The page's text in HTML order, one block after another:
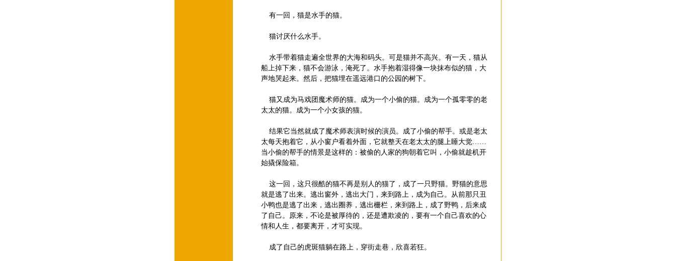
有一回，猫是水手的猫。
猫讨厌什么水手。
水手带着猫走遍全世界的大海和码头。可是猫并不高兴。有一天，猫从
船上掉下来，猫不会游泳，淹死了。水手抱着湿得像一块抹布似的猫，大
声地哭起来。然后，把猫埋在遥远港口的公园的树下。
猫又成为马戏团魔术师的猫。成为一个小偷的猫。成为一个孤零零的老
太太的猫。成为一个小女孩的猫。
结果它当然就成了魔术师表演时候的演员。成了小偷的帮手。或是老太
太每天抱着它，从小窗户看着外面，它就整天在老太太的腿上睡大觉……
当小偷的帮手的情景是这样的：被偷的人家的狗朝着它叫，小偷就趁机开
始撬保险箱。
这一回，这只很酷的猫不再是别人的猫了，成了一只野猫。野猫的意思
就是逃了出来。逃出窗外，逃出大门，来到路上，成为自己。从前那只丑
小鸭也是逃了出来，逃出圈养，逃出栅栏，来到路上，成了野鸭，后来成
了自己。原来，不论是被厚待的，还是遭欺凌的，要有一个自己喜欢的心
情和人生，都要离开，才可实现。
成了自己的虎斑猫躺在路上，穿街走巷，欣喜若狂。